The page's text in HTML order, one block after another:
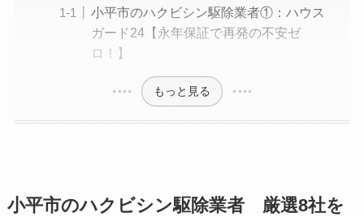
小平市のハクビシン駆除業者①：ハウス
ガード24【永年保証で再発の不安ゼ
ロ！】
もっと見る
小平市のハクビシン駆除業者 厳選8社を